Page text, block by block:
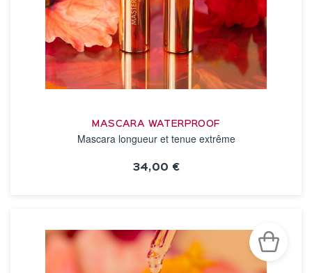
MASCARA WATERPROOF
Mascara longueur et tenue extrême
34,00 €